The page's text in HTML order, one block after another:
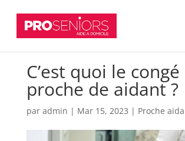
C’est quoi le congé
proche de aidant ?
par admin | Mar 15, 2023 | Proche